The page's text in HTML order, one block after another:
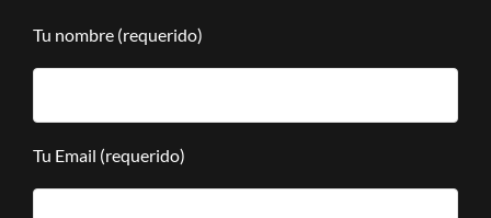
Tu nombre (requerido)
Tu Email (requerido)